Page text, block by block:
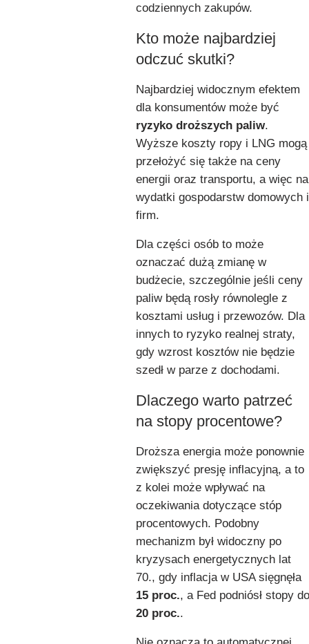
codziennych zakupów.
Kto może najbardziej
odczuć skutki?
Najbardziej widocznym efektem
dla konsumentów może być
ryzyko droższych paliw.
Wyższe koszty ropy i LNG mogą
przełożyć się także na ceny
energii oraz transportu, a więc na
wydatki gospodarstw domowych i
firm.
Dla części osób to może
oznaczać dużą zmianę w
budżecie, szczególnie jeśli ceny
paliw będą rosły równolegle z
kosztami usług i przewozów. Dla
innych to ryzyko realnej straty,
gdy wzrost kosztów nie będzie
szedł w parze z dochodami.
Dlaczego warto patrzeć
na stopy procentowe?
Droższa energia może ponownie
zwiększyć presję inflacyjną, a to
z kolei może wpływać na
oczekiwania dotyczące stóp
procentowych. Podobny
mechanizm był widoczny po
kryzysach energetycznych lat
70., gdy inflacja w USA sięgnęła
15 proc., a Fed podniósł stopy do
20 proc..